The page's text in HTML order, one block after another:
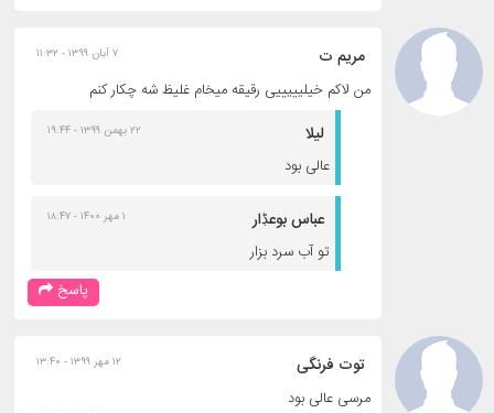
مریم ت ۷ آبان ۱۳۹۹ - ۱۱:۳۲
من لاکم خیلیییییی رقیقه میخام غلیظ شه چکار کنم
پاسخ
عباس بوعڋار ۱ مهر ۱۴۰۰ - ۱۸:۴۷
تو آب سرد بزار
لیلا ۲۲ بهمن ۱۳۹۹ - ۱۹:۴۴
عالی بود
توت فرنگی ۱۲ مهر ۱۳۹۹ - ۱۳:۴۰
مرسی عالی بود